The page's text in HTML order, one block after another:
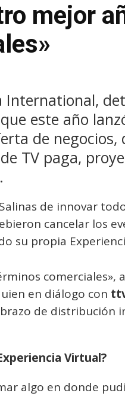
mejor
International,
este año
de negocios,
TV paga,
de innovar
cancelar los
su propia
comerciales»,
en diálogo con
de distribución
Virtual?
algo en donde